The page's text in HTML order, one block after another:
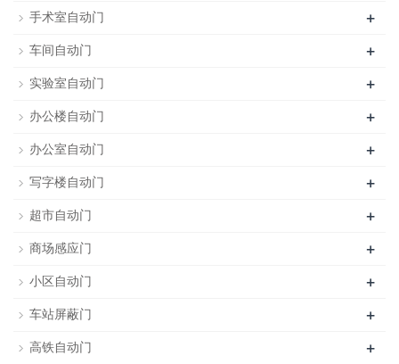
手术室自动门 +
车间自动门 +
实验室自动门 +
办公楼自动门 +
办公室自动门 +
写字楼自动门 +
超市自动门 +
商场感应门 +
小区自动门 +
车站屏蔽门 +
高铁自动门 +